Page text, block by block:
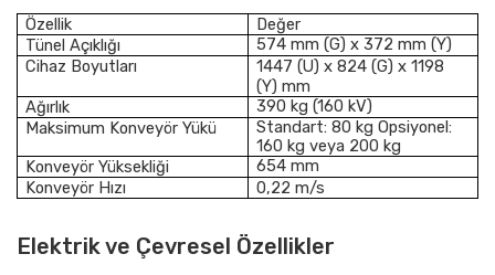
Özellik
Değer
Tünel Açıklığı
574 mm (G) x 372 mm (Y)
Cihaz Boyutları
1447 (U) x 824 (G) x 1198
(Y) mm
Ağırlık
390 kg (160 kV)
Maksimum Konveyör Yükü
Standart: 80 kg Opsiyonel:
160 kg veya 200 kg
Konveyör Yüksekliği
654 mm
Konveyör Hızı
0,22 m/s
Elektrik ve Çevresel Özellikler